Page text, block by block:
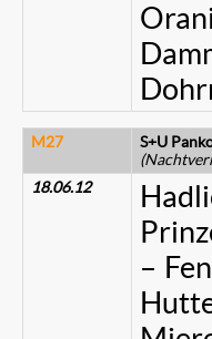
M27
S+U
18.06.12
–